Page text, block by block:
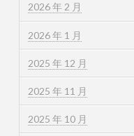
2026 年 2 月
2026 年 1 月
2025 年 12 月
2025 年 11 月
2025 年 10 月